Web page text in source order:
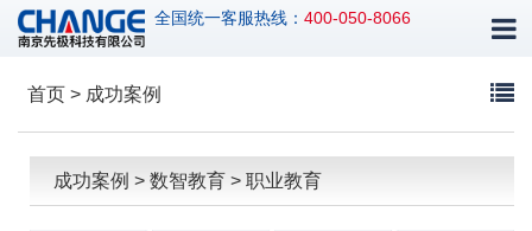
全国统一客服热线： 400-050-8066
首页 > 成功案例
成功案例 > 数智教育 > 职业教育